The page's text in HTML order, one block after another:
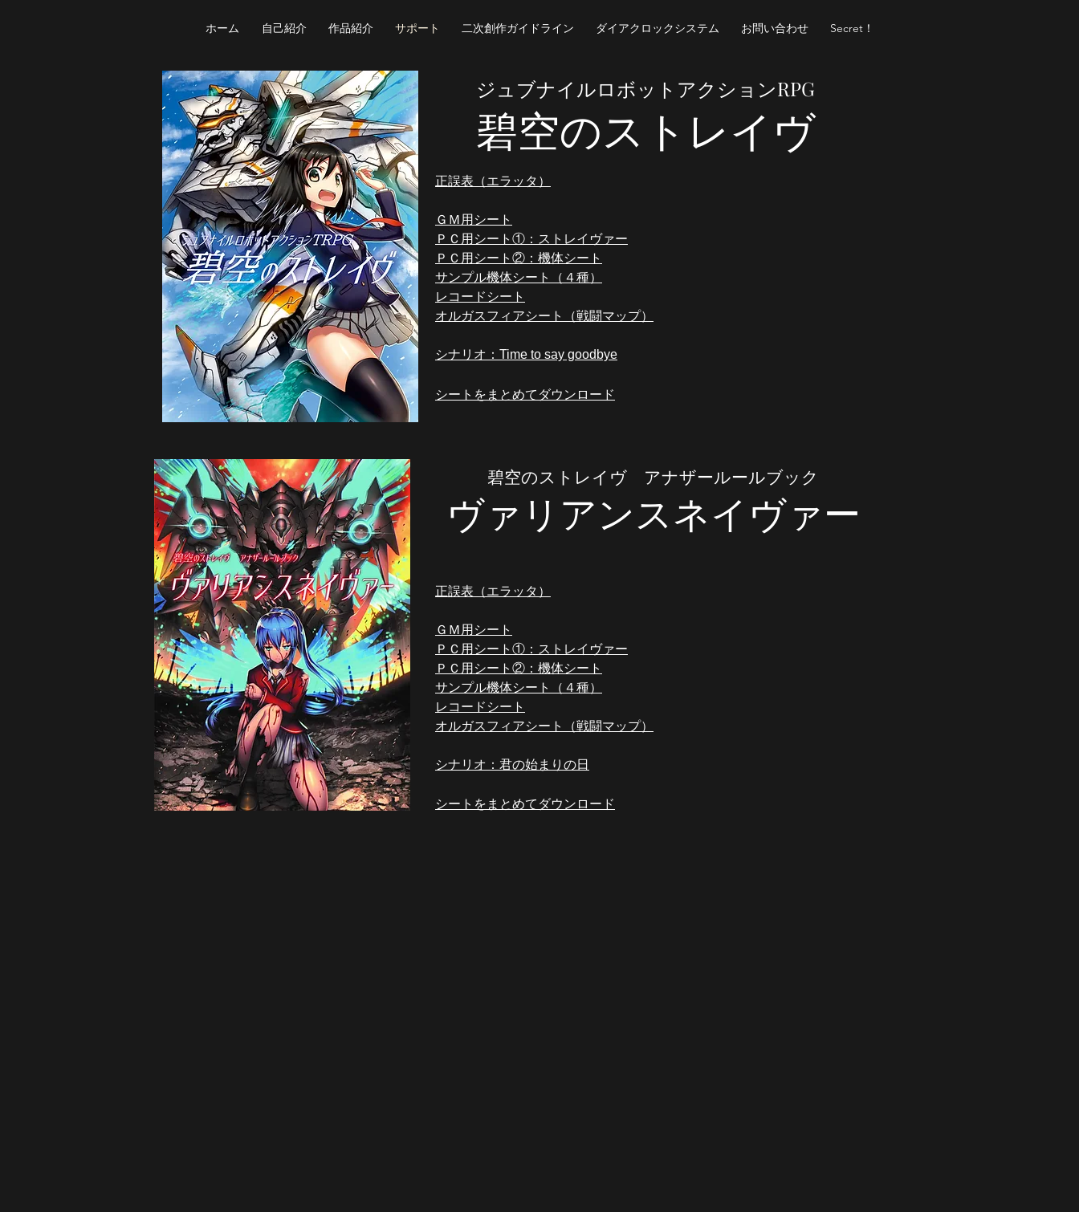
ホーム 自己紹介 作品紹介 サポート 二次創作ガイドライン ダイアクロックシステム お問い合わせ Secret！
ジュブナイルロボットアクションRPG
碧空のストレイヴ
正誤表（エラッタ）
ＧＭ用シート
ＰＣ用シート①：ストレイヴァー​​
ＰＣ用シート②：機体シート
サンプル機体シート（４種）
レコードシート
オルガスフィアシート（戦闘マップ）
​シナリオ：Time to say goodbye
シートをまとめてダウンロード
碧空のストレイヴ アナザールールブック
ヴァリアンスネイヴァー
正誤表（エラッタ）
ＧＭ用シート
ＰＣ用シート①：ストレイヴァー​​
ＰＣ用シート②：機体シート
サンプル機体シート（４種）
レコードシート
オルガスフィアシート（戦闘マップ）
​シナリオ：君の始まりの日
シートをまとめてダウンロード